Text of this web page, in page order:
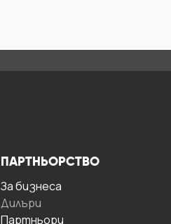
ПАРТНЬОРСТВО
За бизнесa
Дилъри
Партньори